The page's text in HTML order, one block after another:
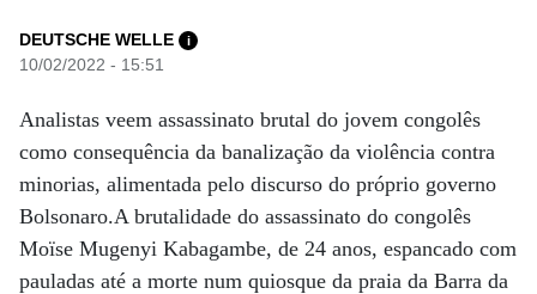
DEUTSCHE WELLE i
10/02/2022 - 15:51
Analistas veem assassinato brutal do jovem congolês
como consequência da banalização da violência contra
minorias, alimentada pelo discurso do próprio governo
Bolsonaro.A brutalidade do assassinato do congolês
Moïse Mugenyi Kabagambe, de 24 anos, espancado com
pauladas até a morte num quiosque da praia da Barra da